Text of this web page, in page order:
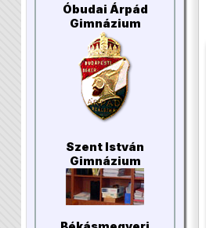
Óbudai Árpád
Gimnázium
Szent István
Gimnázium